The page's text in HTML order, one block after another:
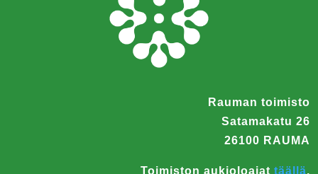
Rauman toimisto
Satamakatu 26
26100 RAUMA
Toimiston aukioloajat täällä.